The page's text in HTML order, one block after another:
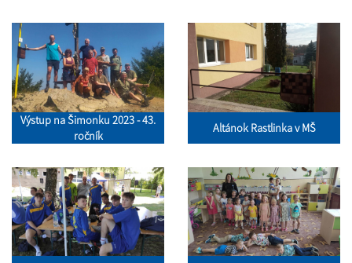
Výstup na Šimonku 2023 - 43.
ročník
Altánok Rastlinka v MŠ